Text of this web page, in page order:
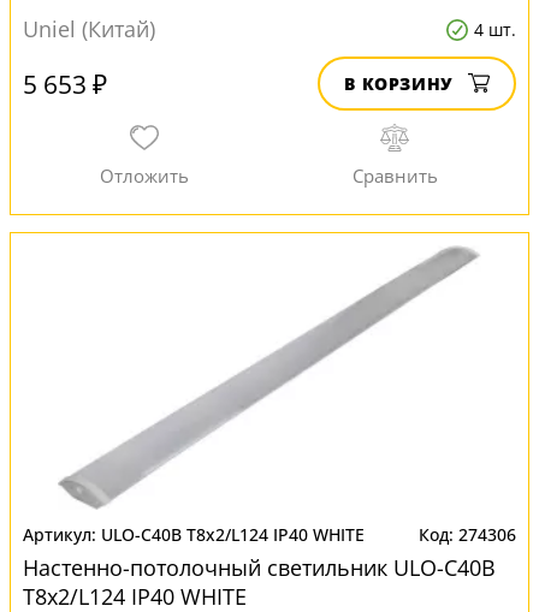
Uniel (Китай)
4 шт.
5 653 ₽ В КОРЗИНУ
ULO-C40B T8x2/L124 IP40 WHITE 274306
Настенно-потолочный светильник ULO-C40B
T8x2/L124 IP40 WHITE